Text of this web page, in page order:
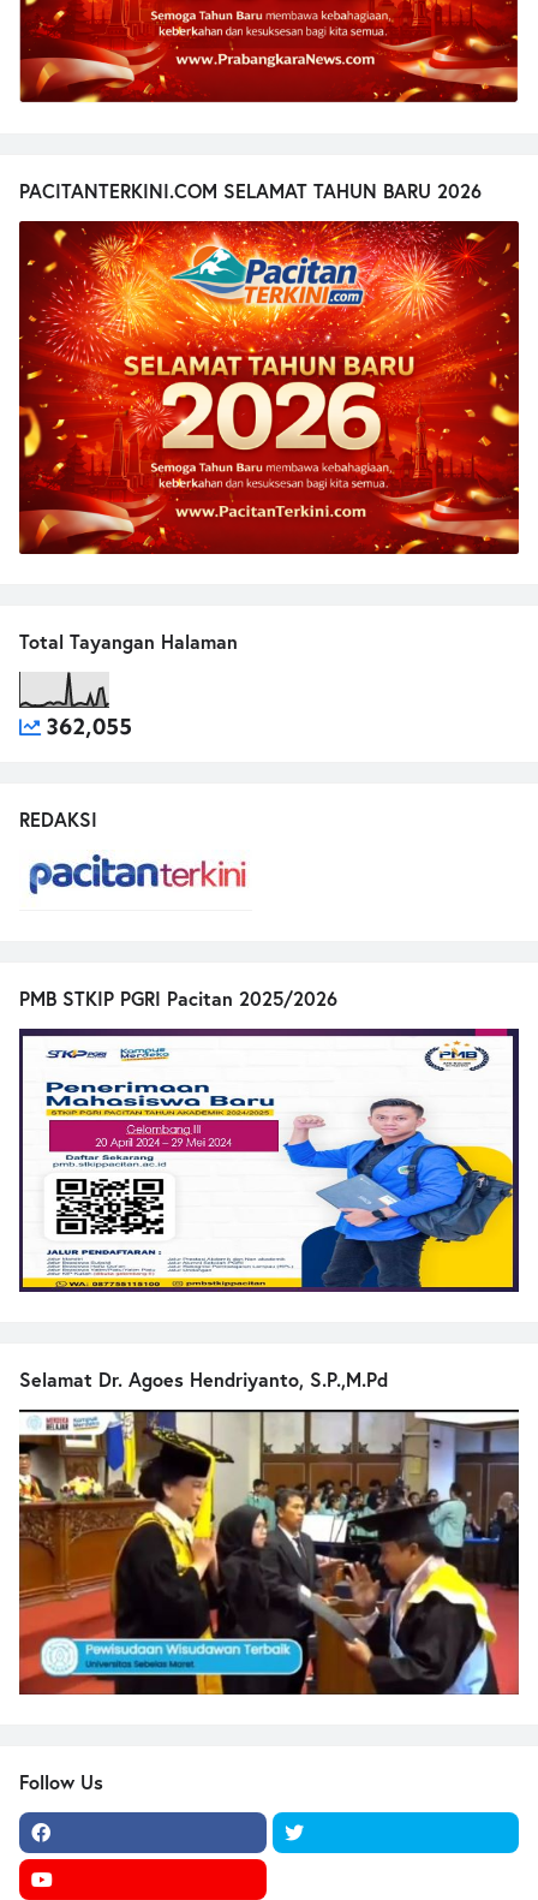
PACITANTERKINI.COM SELAMAT TAHUN BARU 2026
Total Tayangan Halaman
362,055
REDAKSI
PMB STKIP PGRI Pacitan 2025/2026
Selamat Dr. Agoes Hendriyanto, S.P.,M.Pd
Follow Us